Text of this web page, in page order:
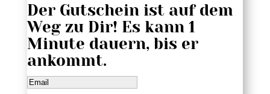
Der Gutschein ist auf dem
Weg zu Dir! Es kann 1
Minute dauern, bis er
ankommt.